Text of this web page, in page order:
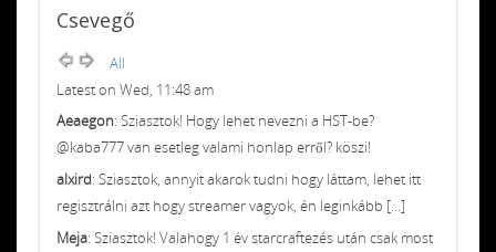
Csevegő
All
Latest on Wed, 11:48 am
Aeaegon: Sziasztok! Hogy lehet nevezni a HST-be?
@kaba777 van esetleg valami honlap erről? köszi!
alxird: Sziasztok, annyit akarok tudni hogy láttam, lehet itt
regisztrálni azt hogy streamer vagyok, én leginkább [...]
Meja: Sziasztok! Valahogy 1 év starcraftezés után csak most